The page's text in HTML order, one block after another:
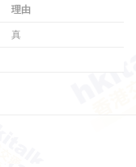
理由
真